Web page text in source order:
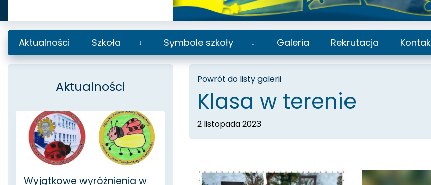
Aktualności Szkoła
Rozwiń
podmenu
Symbole szkoły
Rozwiń
podmenu
Galeria Rekrutacja
Powrót do listy galerii
Klasa w terenie
2 listopada 2023
Aktualności
Wyjątkowe wyróżnienia w